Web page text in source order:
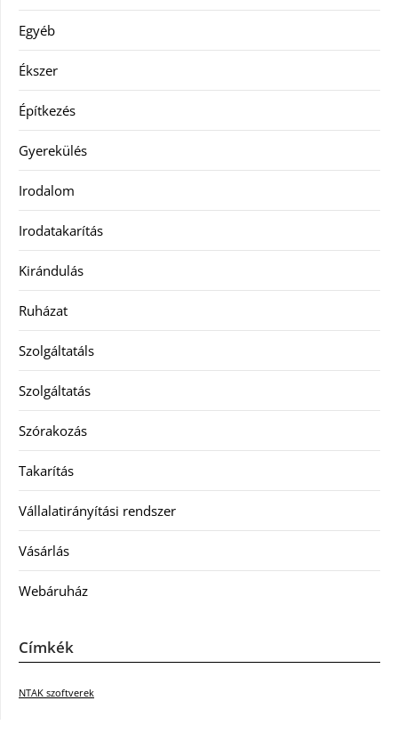
Egyéb
Ékszer
Építkezés
Gyerekülés
Irodalom
Irodatakarítás
Kirándulás
Ruházat
Szolgáltatáls
Szolgáltatás
Szórakozás
Takarítás
Vállalatirányítási rendszer
Vásárlás
Webáruház
Címkék
NTAK szoftverek